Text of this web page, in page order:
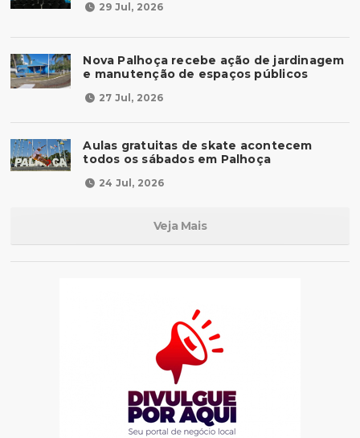
29 Jul, 2026
Nova Palhoça recebe ação de jardinagem
e manutenção de espaços públicos
27 Jul, 2026
Aulas gratuitas de skate acontecem
todos os sábados em Palhoça
24 Jul, 2026
Veja Mais